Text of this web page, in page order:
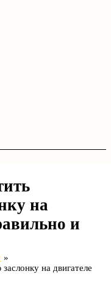
на
и
на двигателе